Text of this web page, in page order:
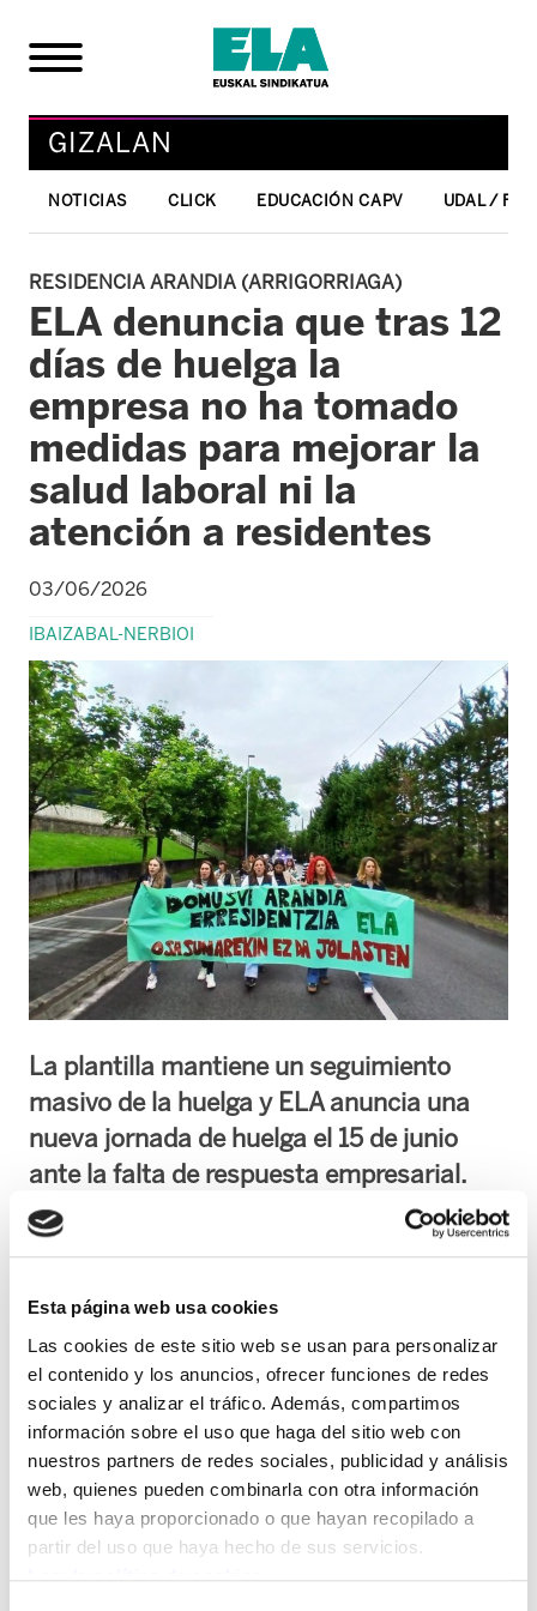
Esta página web usa cookies
Las cookies de este sitio web se usan para personalizar
el contenido y los anuncios, ofrecer funciones de redes
sociales y analizar el tráfico. Además, compartimos
información sobre el uso que haga del sitio web con
nuestros partners de redes sociales, publicidad y análisis
web, quienes pueden combinarla con otra información
que les haya proporcionado o que hayan recopilado a
partir del uso que haya hecho de sus servicios.
GIZALAN
NOTICIAS CLICK EDUCACIÓN CAPV UDAL /
RESIDENCIA ARANDIA (ARRIGORRIAGA)
ELA denuncia que tras 12
días de huelga la
empresa no ha tomado
medidas para mejorar la
salud laboral ni la
atención a residentes
03/06/2026
IBAIZABAL-NERBIOI
La plantilla mantiene un seguimiento
masivo de la huelga y ELA anuncia una
nueva jornada de huelga el 15 de junio
ante la falta de respuesta empresarial.
Tras 12 días de huelga en la residencia Arandia
continúa sin adoptar medidas para mejorar la
salud laboral de la plantilla ni la calidad
asistencial de las personas residentes. La huelga
está teniendo un seguimiento prácticamente total
por parte de las trabajadoras, pese a los servicios
mínimos abusivos.
El principal problema es la ausencia de medidas